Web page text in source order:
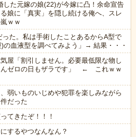
した元嫁の娘(22)が今嫁に凸！余命宣告
娘に「真実」を隠し続ける俺へ、スレ
ｗｗ
た。私は手術したことあるからA型で
血液型を調べてみよう」→ 結果・・・
屋「割引しません。必要最低限な物し
んゼロの日もザラです」 ← これｗｗ
弱いものいじめや犯罪を楽しみながら
だった
てきたぞ！！！
するやつなんなん？